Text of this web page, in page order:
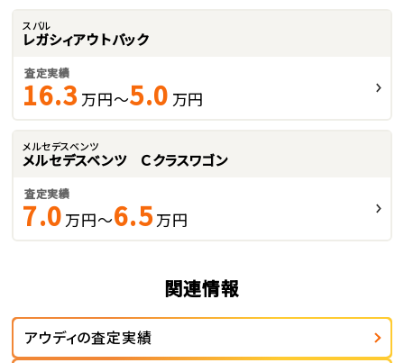
スバル
レガシィアウトバック
査定実績
16.3 万円～5.0 万円
メルセデスベンツ
メルセデスベンツ Ｃクラスワゴン
査定実績
7.0 万円～6.5万円
関連情報
アウディの査定実績